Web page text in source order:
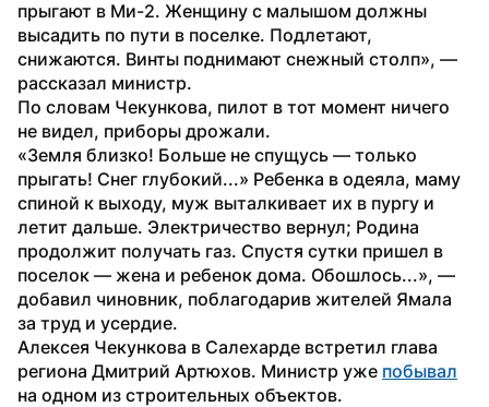
прыгают в Ми-2. Женщину с малышом должны
высадить по пути в поселке. Подлетают,
снижаются. Винты поднимают снежный столп», —
рассказал министр.
По словам Чекункова, пилот в тот момент ничего
не видел, приборы дрожали.
«Земля близко! Больше не спущусь — только
прыгать! Снег глубокий...» Ребенка в одеяла, маму
спиной к выходу, муж выталкивает их в пургу и
летит дальше. Электричество вернул; Родина
продолжит получать газ. Спустя сутки пришел в
поселок — жена и ребенок дома. Обошлось...», —
добавил чиновник, поблагодарив жителей Ямала
за труд и усердие.
Алексея Чекункова в Салехарде встретил глава
региона Дмитрий Артюхов. Министр уже побывал
на одном из строительных объектов.